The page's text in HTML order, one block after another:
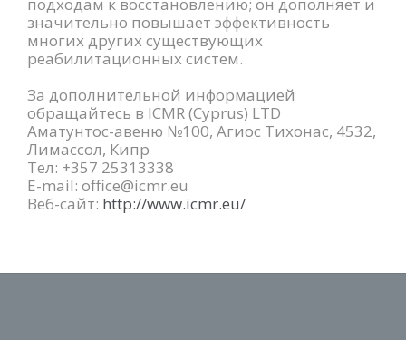
значительно повышает эффективность
многих других существующих
реабилитационных систем.
За дополнительной информацией
обращайтесь в ICMR (Cyprus) LTD
Аматунтос-авеню №100, Агиос Тихонас, 4532,
Лимассол, Кипр
Тел: +357 25313338
E-mail: office@icmr.eu
Веб-сайт: http://www.icmr.eu/